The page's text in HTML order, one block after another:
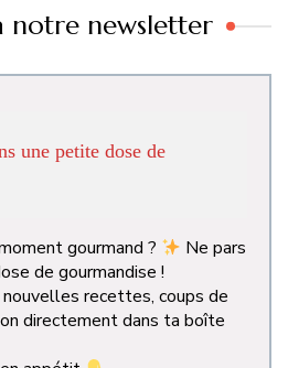
notre newsletter
une petite dose de
gourmand ?
Ne pars
de gourmandise !
recettes, coups de
directement dans ta boîte